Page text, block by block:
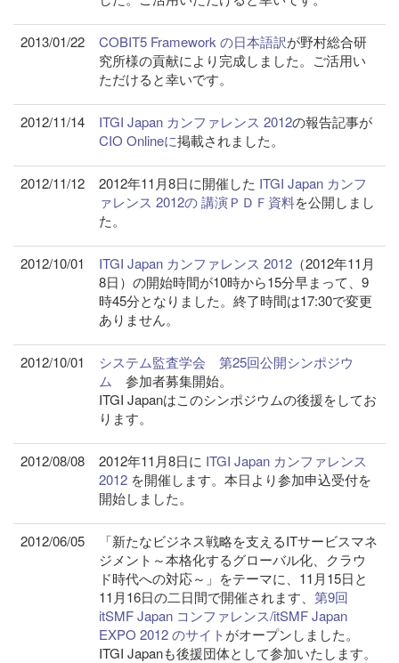
2013/01/22 COBIT5 Framework の日本語訳が野村総合研
究所様の貢献により完成しました。ご活用い
ただけると幸いです。
2012/11/14 ITGI Japan カンファレンス 2012の報告記事が
CIO Onlineに掲載されました。
2012/11/12 2012年11月8日に開催した ITGI Japan カンフ
ァレンス 2012の 講演ＰＤＦ資料を公開しまし
た。
2012/10/01 ITGI Japan カンファレンス 2012 （2012年11月
8日）の開始時間が10時から15分早まって、9
時45分となりました。終了時間は17:30で変更
ありません。
2012/10/01
システム監査学会 第25回公開シンポジウ
ム 参加者募集開始。
ITGI Japanはこのシンポジウムの後援をしてお
ります。
2012/08/08 2012年11月8日に ITGI Japan カンファレンス
2012 を開催します。本日より参加申込受付を
開始しました。
2012/06/05
「新たなビジネス戦略を支えるITサービスマネ
ジメント～本格化するグローバル化、クラウ
ド時代への対応～」をテーマに、11月15日と
11月16日の二日間で開催されます、 第9回
itSMF Japan コンファレンス/itSMF Japan
EXPO 2012 のサイトがオープンしました。
ITGI Japanも後援団体として参加いたします。